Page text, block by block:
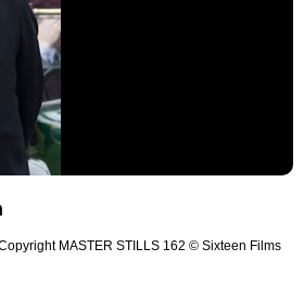
MASTER STILLS 162 © Sixteen Films